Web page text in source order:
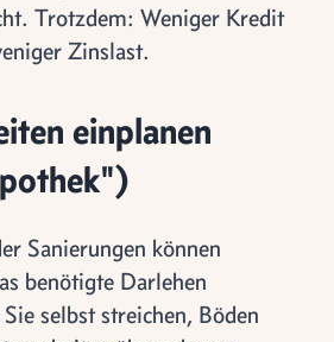
Trotzdem: Weniger Kredit
Zinslast.
einplanen
Sanierungen können
benötigte Darlehen
selbst streichen, Böden